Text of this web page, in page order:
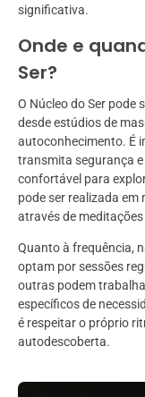
significativa.
Onde e
Ser?
O Núcleo do Ser pode
desde estúdios de
autoconhecimento. É
transmita segurança
confortável para
pode ser realizada
através de
Quanto à frequência,
optam por sessões
outras podem
específicos de
é respeitar o próprio
autodescoberta.